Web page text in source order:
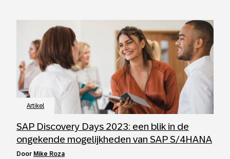
Artikel
SAP Discovery Days 2023: een blik in de
ongekende mogelijkheden van SAP S/4HANA
door Mike Roza